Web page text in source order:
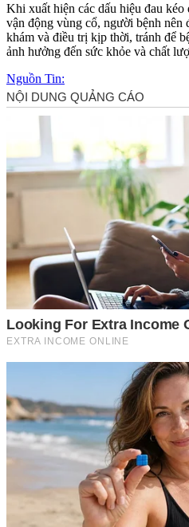
Khi xuất hiện các dấu hiệu đau kéo
vận động vùng cổ, người bệnh nên
khám và điều trị kịp thời, tránh để
ảnh hưởng đến sức khỏe và chất
Nguồn Tin: